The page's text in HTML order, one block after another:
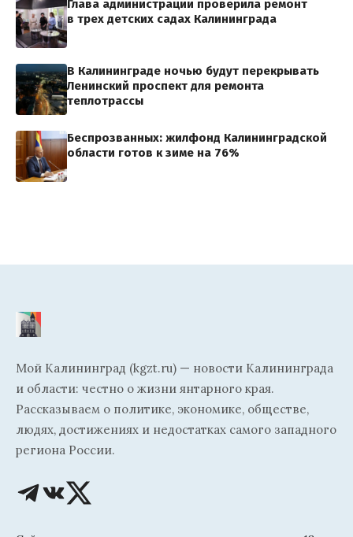
Глава администрации проверила ремонт
в трех детских садах Калининграда
В Калининграде ночью будут перекрывать
Ленинский проспект для ремонта
теплотрассы
Беспрозванных: жилфонд Калининградской
области готов к зиме на 76%
Мой Калининград (kgzt.ru) — новости Калининграда
и области: честно о жизни янтарного края.
Рассказываем о политике, экономике, обществе,
людях, достижениях и недостатках самого западного
региона России.